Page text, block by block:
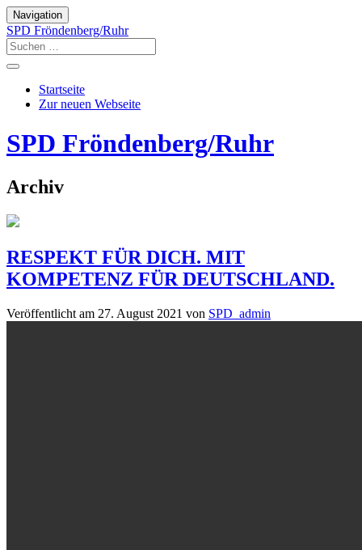
Navigation
SPD Fröndenberg/Ruhr
Startseite
Zur neuen Webseite
SPD Fröndenberg/Ruhr
Archiv
RESPEKT FÜR DICH. MIT
KOMPETENZ FÜR DEUTSCHLAND.
Veröffentlicht am 27. August 2021 von SPD_admin